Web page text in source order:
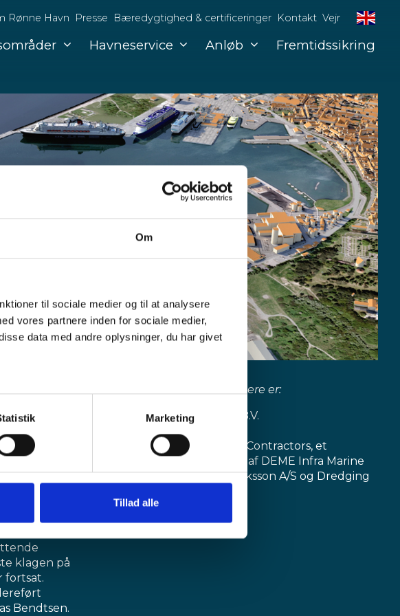
Om
til sociale medier og til at analysere
vores partnere inden for sociale medier,
data med andre oplysninger, du har givet
Marketing
Tillad alle
Rønne Havn Presse Bæredygtighed & certificeringer Kontakt Vejr
Havneservice Anløb Fremtidssikring
en enkelt
en
om
klagen på
fortsat.
Bendtsen.
De tre prækvalificerede bydere er:
Boskalis International B.V.
Per Aarsleff A/S
Rønne Port Expansion Contractors, et
konsortium bestående af DEME Infra Marine
Contractors NV, M.J. Eriksson A/S og Dredging